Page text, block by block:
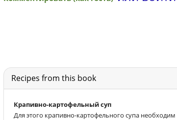
Recipes from this book
Крапивно-картофельный суп
Для этого крапивно-картофельного супа